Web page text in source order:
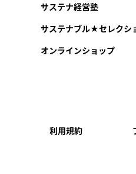
サステナ経営塾
サステナブル★セレクシ
オンラインショップ
利用規約